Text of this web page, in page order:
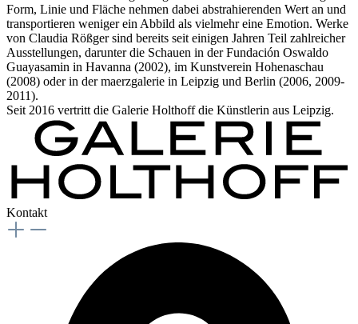
Form, Linie und Fläche nehmen dabei abstrahierenden Wert an und
transportieren weniger ein Abbild als vielmehr eine Emotion. Werke
von Claudia Rößger sind bereits seit einigen Jahren Teil zahlreicher
Ausstellungen, darunter die Schauen in der Fundación Oswaldo
Guayasamin in Havanna (2002), im Kunstverein Hohenaschau
(2008) oder in der maerzgalerie in Leipzig und Berlin (2006, 2009-
2011).
Seit 2016 vertritt die Galerie Holthoff die Künstlerin aus Leipzig.
Kontakt